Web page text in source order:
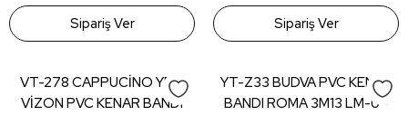
Sipariş Ver Sipariş Ver
VT-278 CAPPUCİNO YENİ
VİZON PVC KENAR BANDI
YT-Z33 BUDVA PVC KENAR
BANDI ROMA 3M13 LM-U -